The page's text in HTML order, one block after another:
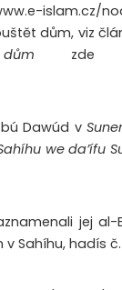
islam.cz/
dům, viz
zde
Dawúd v
we da’ífu
jej
Sahíhu, hadís č.